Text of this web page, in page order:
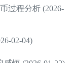
过程分析 (2026-
02-04)